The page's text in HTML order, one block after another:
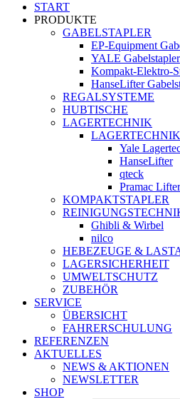
START
PRODUKTE
GABELSTAPLER
EP-Equipment
YALE Gabelstapler
Kompakt-Elektro-
HanseLifter
REGALSYSTEME
HUBTISCHE
LAGERTECHNIK
Yale
HanseLifter
qteck
Pramac Lifter
KOMPAKTSTAPLER
Ghibli & Wirbel
nilco
HEBEZEUGE &
LAGERSICHERHEIT
UMWELTSCHUTZ
ZUBEHÖR
SERVICE
ÜBERSICHT
FAHRERSCHULUNG
REFERENZEN
AKTUELLES
NEWS & AKTIONEN
NEWSLETTER
SHOP